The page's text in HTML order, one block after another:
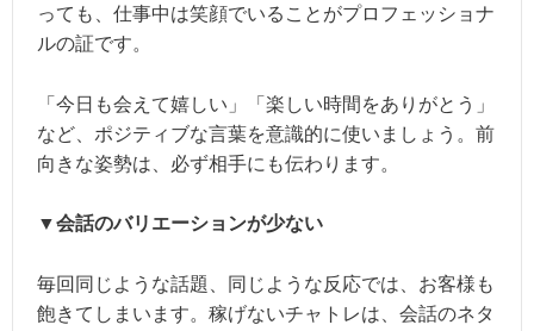
っても、仕事中は笑顔でいることがプロフェッショナ
ルの証です。
「今日も会えて嬉しい」「楽しい時間をありがとう」
など、ポジティブな言葉を意識的に使いましょう。前
向きな姿勢は、必ず相手にも伝わります。
▼会話のバリエーションが少ない
毎回同じような話題、同じような反応では、お客様も
飽きてしまいます。稼げないチャトレは、会話のネタ